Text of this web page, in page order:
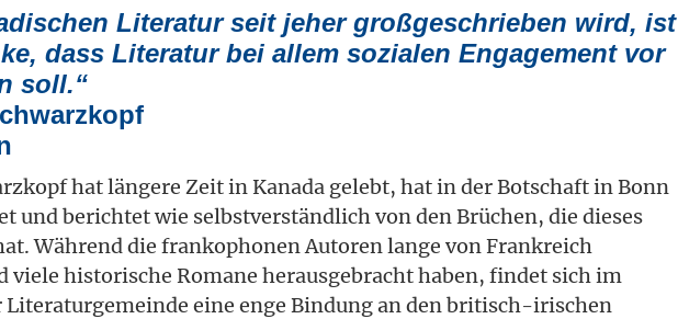
Literatur seit jeher großgeschrieben wird, ist
dass Literatur bei allem sozialen Engagement vor
soll.“
hat längere Zeit in Kanada gelebt, hat in der Botschaft in Bonn
und berichtet wie selbstverständlich von den Brüchen, die dieses
Während die frankophonen Autoren lange von Frankreich
viele historische Romane herausgebracht haben, findet sich im
eine enge Bindung an den britisch-irischen